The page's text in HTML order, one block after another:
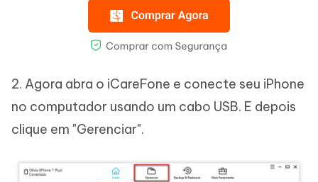
2. Agora abra o iCareFone e conecte seu iPhone
no computador usando um cabo USB. E depois
clique em "Gerenciar".